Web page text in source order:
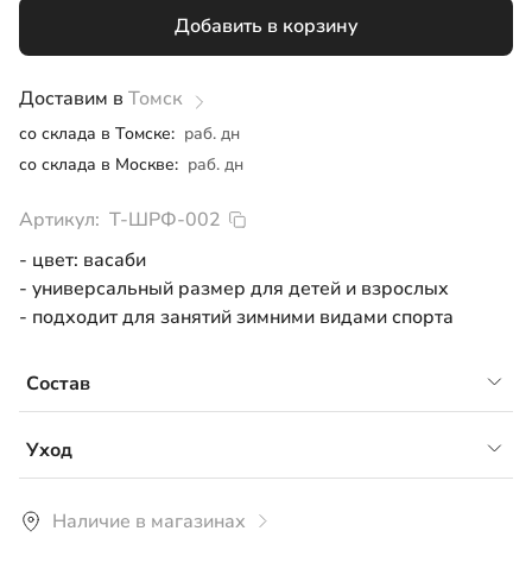
Добавить в корзину
Доставим в Томск
со склада в Томске: раб. дн
со склада в Москве: раб. дн
Артикул: Т-ШРФ-002
- цвет: васаби
- универсальный размер для детей и взрослых
- подходит для занятий зимними видами спорта
Состав
- флис, 100% ПЭ
Уход
Рекомендуется обязательное споласкивание перед
использованием для вымывания ворсинок и тканевой
Наличие в магазинах